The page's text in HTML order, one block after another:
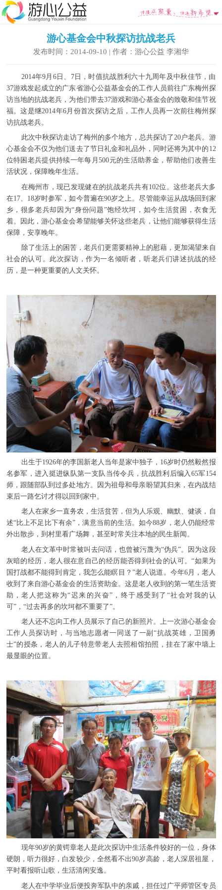
游心基金会中秋探访抗战老兵
发布时间：2014-09-10 | 作者：游心公益 李湘华
2014年9月6日、7日，时值抗战胜利六十九周年及中秋佳节，由
37游戏发起成立的广东省游心公益基金会的工作人员前往广东梅州探
访当地的抗战老兵，为他们带去37游戏和游心基金会的致敬和佳节祝
福。这是继2014年6月份首次探访之后，工作人员再一次前往梅州探
访抗战老兵。
此次中秋探访走访了梅州的多个地方，总共探访了20户老兵。游
心基金会不仅为他们送去了节日礼金和礼品外，同时还将为其中的12
位特困老兵提供持续一年每月500元的生活助养金，帮助他们改善生
活状况，保障晚年生活。
在梅州市，现已发现健在的抗战老兵共有102位。这些老兵大多
在17、18岁时参军，如今普遍在90岁之上。尽管能幸运从战场回到家
乡，很多老兵却因为“身份问题”饱经坎坷，如今生活贫困，衣食无
着。因此，游心基金会希望能够关怀这些老兵，让他们能够获得生活
保障，安享晚年。
除了生活上的困苦，老兵们更需要精神上的慰藉，更加渴望来自
社会的认可。此次探访，作为一名倾听者，听老兵们讲述抗战的经
历，是一种更重要的人文关怀。
出生于1926年的李国新老人当年是家中独子，16岁时仍然毅然报
名参军，进入挺进纵队第一支队当传令兵，抗战胜利后编入65军154
师，跟随部队到过多处地方。因为祖母和母亲盼望其归来，在内战结
束后一路乞讨才得以回到家中。
老人在家乡一直务农，生活贫苦，但为人乐观、幽默、健谈，自
述“比上不足比下有余”，满意当前的生活。如今88岁，老人仍能经常
外出散步，到村里看广场舞，甚至时常关注本地的民生新闻。
老人在文革中时常被叫去问话，也曾被污蔑为“伪兵”。因为这段
灰暗的经历，老人很在意自己的经历能否得到社会的认可。“如果为
国打战都不能得到肯定，我怎么能瞑目？”老人说道。今年6月，老人
收到了来自游心基金会的生活资助金。这是老人收到的第一笔生活资
助，老人把这称为“迟来的兴奋”，终于感受到了“社会对我的认
可”，“过去再多的坎坷都不重要了”。
老人还不忘向工作人员展示了自己的新照片。上一次游心基金会
工作人员探访时，与当地志愿者一同送了一副“抗战英雄，卫国勇
士”的授条，老人的儿子特意带老人去照相馆拍照，挂在了家中墙上
最显眼的位置。
现年90岁的黄锷章老人是此次探访中生活条件较好的一位，身体
硬朗，听力很好，白发较少，全然看不出90岁高龄，老人深居祖屋，
平时看报听山歌，生活清闲安逸。
老人在中学毕业后便投奔军队中的亲戚，担任过广平师管区专员